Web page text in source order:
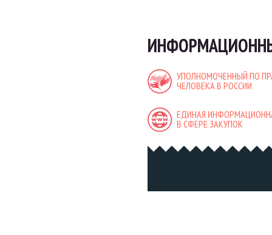
УПОЛНОМОЧЕННЫЙ ПО
ЧЕЛОВЕКА В РОССИИ
ЕДИНАЯ
В СФЕРЕ ЗАКУПОК